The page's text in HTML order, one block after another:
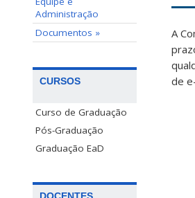
Administração
Documentos »
CURSOS
Curso de Graduação
Pós-Graduação
Graduação EaD
A
de